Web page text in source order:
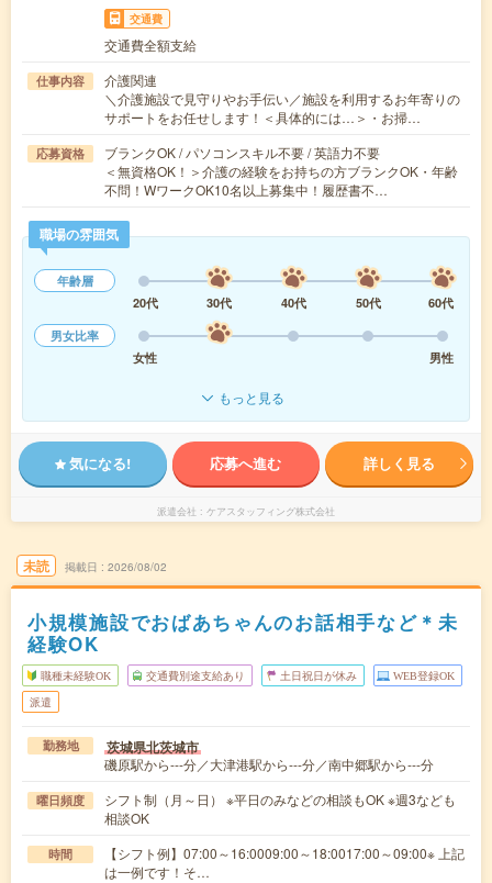
交通費
交通費全額支給
仕事内容
介護関連
＼介護施設で見守りやお手伝い／施設を利用するお年寄りの
サポートをお任せします！＜具体的には…＞・お掃…
応募資格
ブランクOK / パソコンスキル不要 / 英語力不要
＜無資格OK！＞介護の経験をお持ちの方ブランクOK・年齢
不問！WワークOK10名以上募集中！履歴書不…
職場の雰囲気
年齢層
20代
30代 40代 50代
60代
男女比率
女性
男性
もっと見る
気になる! 応募へ進む 詳しく見る
派遣会社 ケアスタッフィング株式会社
未読 掲載日 2026/08/02
小規模施設でおばあちゃんのお話相手など＊未
経験OK
職種未経験OK 交通費別途支給あり 土日祝日が休み WEB登録OK
派遣
勤務地 茨城県北茨城市
磯原駅から---分／大津港駅から---分／南中郷駅から---分
曜日頻度
シフト制（月～日） ※平日のみなどの相談もOK ※週3なども
相談OK
時間
【シフト例】07:00～16:0009:00～18:0017:00～09:00※ 上記
は一例です！そ…